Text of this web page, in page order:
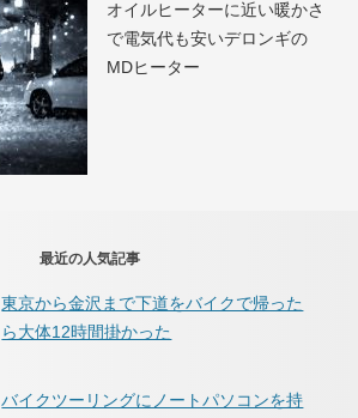
オイルヒーターに近い暖かさ
で電気代も安いデロンギの
MDヒーター
最近の人気記事
東京から金沢まで下道をバイクで帰った
ら大体12時間掛かった
バイクツーリングにノートパソコンを持